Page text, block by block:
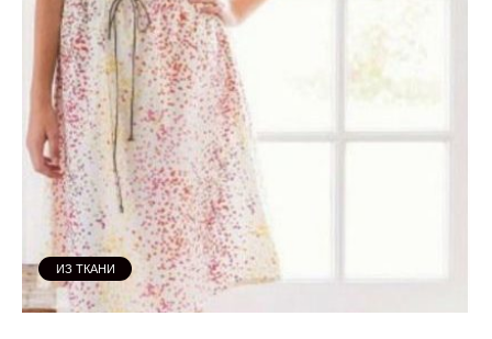
ИЗ ТКАНИ